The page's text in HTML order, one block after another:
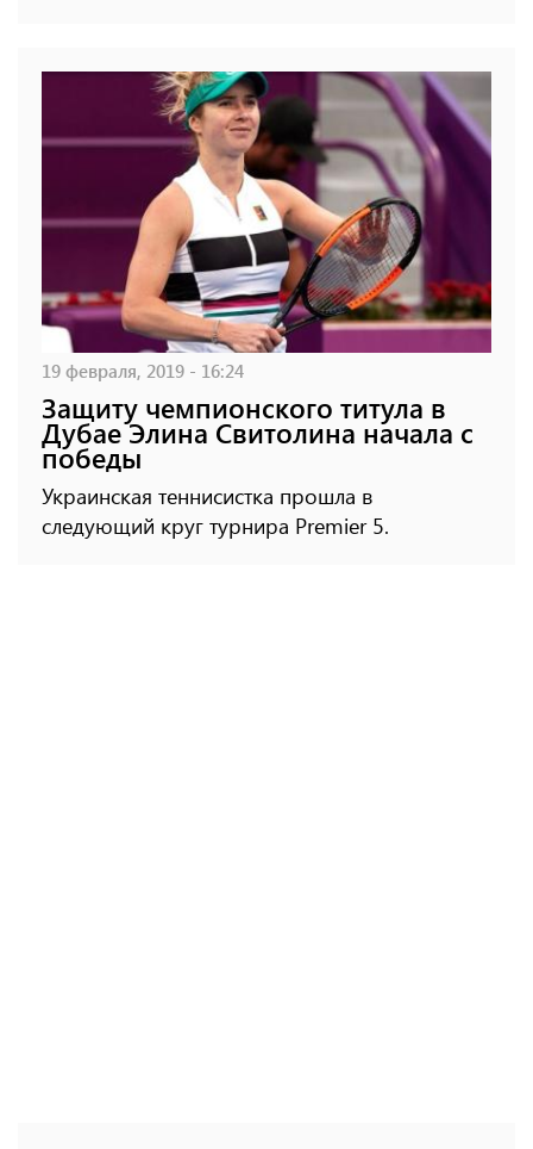
19 февраля, 2019 - 16:24
Защиту чемпионского титула в
Дубае Элина Свитолина начала с
победы
Украинская теннисистка прошла в
следующий круг турнира Premier 5.